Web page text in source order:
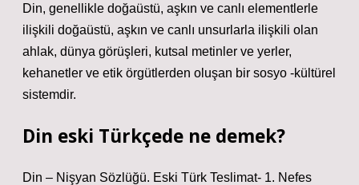
Din, genellikle doğaüstü, aşkın ve canlı elementlerle
ilişkili doğaüstü, aşkın ve canlı unsurlarla ilişkili olan
ahlak, dünya görüşleri, kutsal metinler ve yerler,
kehanetler ve etik örgütlerden oluşan bir sosyo -kültürel
sistemdir.
Din eski Türkçede ne demek?
Din – Nişyan Sözlüğü. Eski Türk Teslimat- 1. Nefes